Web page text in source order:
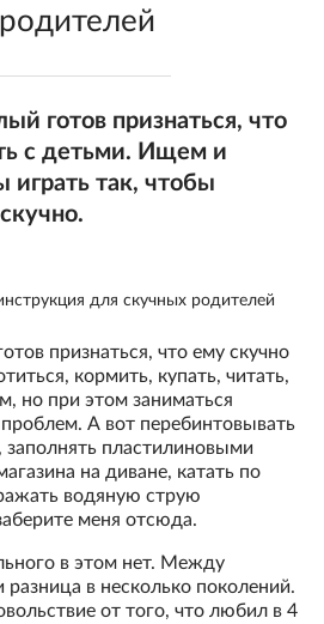
готов признаться, что
с детьми. Ищем и
играть так, чтобы
для скучных родителей
признаться, что ему скучно
кормить, купать, читать,
но при этом заниматься
А вот перебинтовывать
заполнять пластилиновыми
на диване, катать по
водяную струю
меня отсюда.
в этом нет. Между
в несколько поколений.
от того, что любил в 4